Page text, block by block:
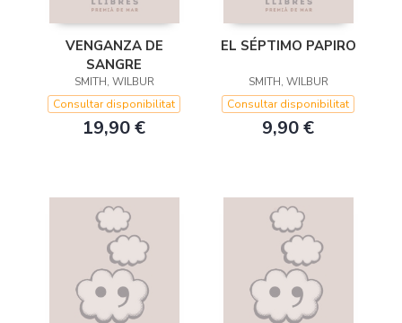
VENGANZA DE
SANGRE
SMITH, WILBUR
Consultar disponibilitat
19,90 €
EL SÉPTIMO PAPIRO
SMITH, WILBUR
Consultar disponibilitat
9,90 €